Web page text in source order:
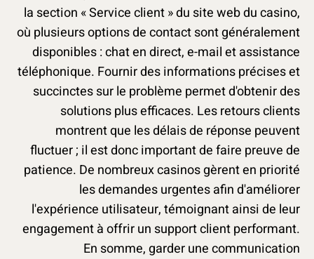
la section « Service client » du site web du casino,
où plusieurs options de contact sont généralement
disponibles : chat en direct, e-mail et assistance
téléphonique. Fournir des informations précises et
succinctes sur le problème permet d'obtenir des
solutions plus efficaces. Les retours clients
montrent que les délais de réponse peuvent
fluctuer ; il est donc important de faire preuve de
patience. De nombreux casinos gèrent en priorité
les demandes urgentes afin d'améliorer
l'expérience utilisateur, témoignant ainsi de leur
engagement à offrir un support client performant.
En somme, garder une communication